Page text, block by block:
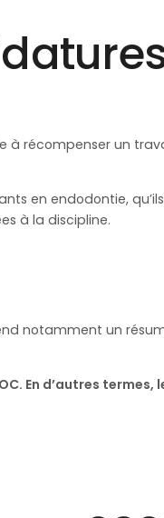
à récompenser un
en endodontie,
à la discipline.
notamment un
En d’autres termes,